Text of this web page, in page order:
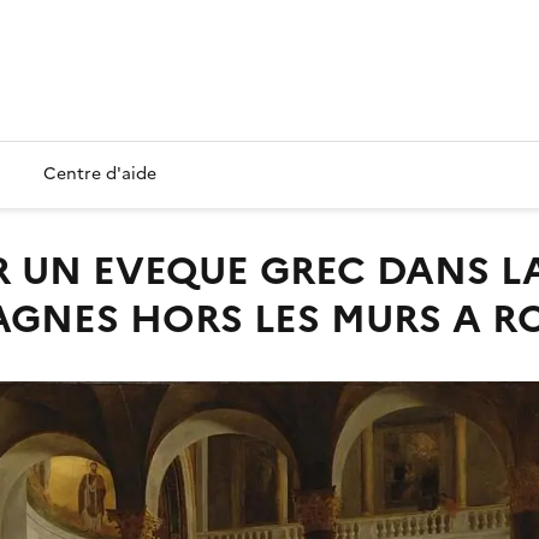
Centre d'aide
HORS LES MURS A